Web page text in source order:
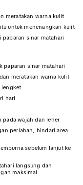
meratakan warna kulit
untuk menenangkan kulit
sinar matahari
sinar matahari
meratakan warna kulit
hari
wajah dan leher
perlahan, hindari area
sebelum lanjut ke
langsung dan
maksimal